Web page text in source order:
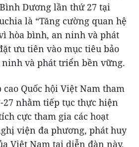
Dương lần thứ 27 tại
là “Tăng cường quan hệ
hòa bình, an ninh và phát
ưu tiên vào mục tiêu bảo
và phát triển bền vững.
Quốc hội Việt Nam tham
27 nhằm tiếp tục thực hiện
cực tham gia các hoạt
viện đa phương, phát huy
Việt Nam tại diễn đàn này,